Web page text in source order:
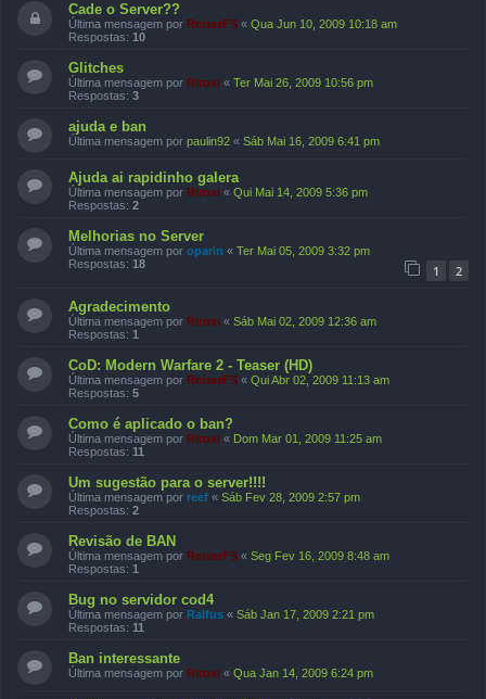
Cade o Server??
Última mensagem por ReiserFS « Qua Jun 10, 2009 10:18 am
Respostas: 10
Glitches
Última mensagem por Riroxi « Ter Mai 26, 2009 10:56 pm
Respostas: 3
ajuda e ban
Última mensagem por paulin92 « Sáb Mai 16, 2009 6:41 pm
Ajuda ai rapidinho galera
Última mensagem por Riroxi « Qui Mai 14, 2009 5:36 pm
Respostas: 2
Melhorias no Server
Última mensagem por oparin « Ter Mai 05, 2009 3:32 pm
Respostas: 18 1 2
Agradecimento
Última mensagem por Riroxi « Sáb Mai 02, 2009 12:36 am
Respostas: 1
CoD: Modern Warfare 2 - Teaser (HD)
Última mensagem por ReiserFS « Qui Abr 02, 2009 11:13 am
Respostas: 5
Como é aplicado o ban?
Última mensagem por Riroxi « Dom Mar 01, 2009 11:25 am
Respostas: 11
Um sugestão para o server!!!!
Última mensagem por reef « Sáb Fev 28, 2009 2:57 pm
Respostas: 2
Revisão de BAN
Última mensagem por ReiserFS « Seg Fev 16, 2009 8:48 am
Respostas: 1
Bug no servidor cod4
Última mensagem por Ralfus « Sáb Jan 17, 2009 2:21 pm
Respostas: 11
Ban interessante
Última mensagem por Riroxi « Qua Jan 14, 2009 6:24 pm